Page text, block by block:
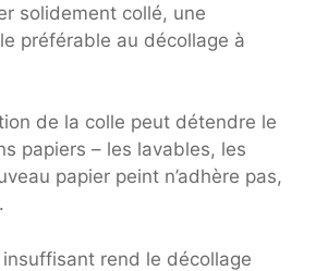
solidement collé, une
préférable au décollage à
de la colle peut détendre le
papiers – les lavables, les
papier peint n’adhère pas,
rend le décollage